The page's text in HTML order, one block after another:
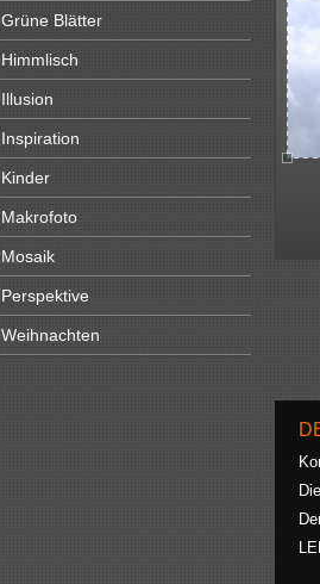
Grüne Blätter
Himmlisch
Illusion
Inspiration
Kinder
Makrofoto
Mosaik
Perspektive
Weihnachten